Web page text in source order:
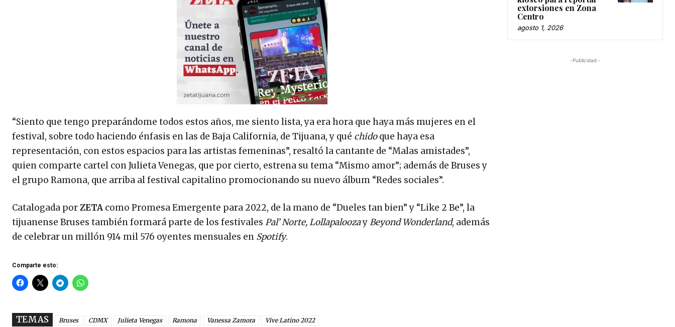
“Siento que tengo preparándome todos estos años, me siento lista, ya era hora que haya más mujeres en el
festival, sobre todo haciendo énfasis en las de Baja California, de Tijuana, y qué chidoque haya esa
representación, con estos espacios para las artistas femeninas”, resaltó la cantante de “Malas amistades”,
quien comparte cartel con Julieta Venegas, que por cierto, estrena su tema “Mismo amor”; además de Bruses y
el grupo Ramona, que arriba al festival capitalino promocionando su nuevo álbum “Redes sociales”.
Catalogada porZETA como Promesa Emergente para 2022, de la mano de “Dueles tan bien” y “Like 2 Be”, la
tijuanense Bruses también formará parte de los festivales Pal’ Norte, LollapaloozayBeyond Wonderland, además
de celebrar un millón 914 mil 576 oyentes mensuales en Spotify.
Comparte esto:
TEMAS Bruses CDMX Julieta Venegas Ramona Vanessa Zamora Vive Latino 2022
extorsiones en Zona
Centro
agosto 1, 2026
-Publicidad -